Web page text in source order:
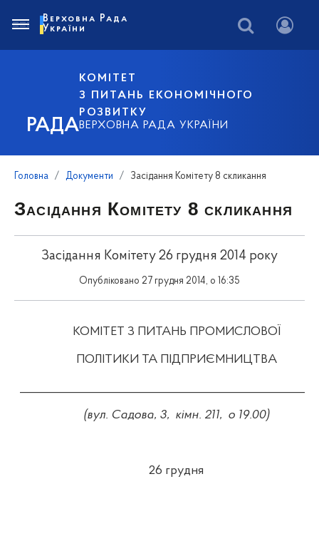
РАДА
КОМІТЕТ
З ПИТАНЬ ЕКОНОМІЧНОГО
РОЗВИТКУ
ВЕРХОВНА РАДА УКРАЇНИ
Верховна Рада
України
Головна Документи Засідання Комітету 8 скликання
Засідання Комітету 8 скликання
Засідання Комітету 26 грудня 2014 року
Опубліковано 27 грудня 2014, о 16:35
КОМІТЕТ З ПИТАНЬ ПРОМИСЛОВОЇ
ПОЛІТИКИ ТА ПІДПРИЄМНИЦТВА
(вул. Садова, 3, кімн. 211, о 19.00)
26 грудня